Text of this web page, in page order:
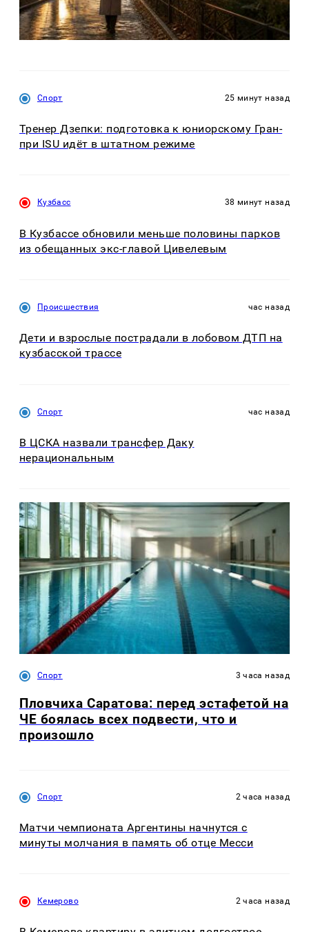
Спорт 25 минут назад
Тренер Дзепки: подготовка к юниорскому Гран-
при ISU идёт в штатном режиме
Кузбасс 38 минут назад
В Кузбассе обновили меньше половины парков
из обещанных экс-главой Цивелевым
Происшествия час назад
Дети и взрослые пострадали в лобовом ДТП на
кузбасской трассе
Спорт час назад
В ЦСКА назвали трансфер Даку
нерациональным
Спорт 3 часа назад
Пловчиха Саратова: перед эстафетой на
ЧЕ боялась всех подвести, что и
произошло
Спорт 2 часа назад
Матчи чемпионата Аргентины начнутся с
минуты молчания в память об отце Месси
Кемерово 2 часа назад